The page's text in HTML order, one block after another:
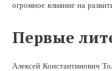
огромное влияние на
Первые
Алексей Константинович